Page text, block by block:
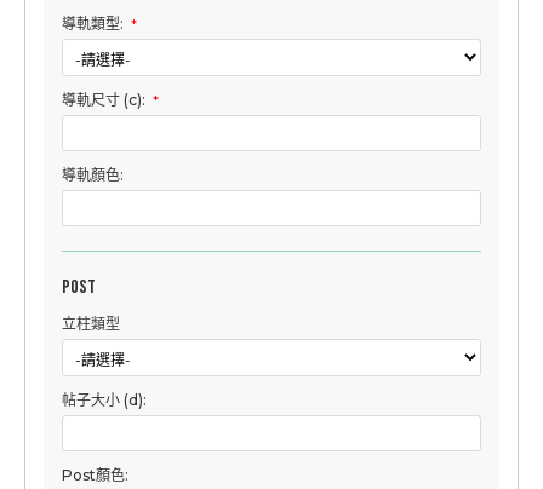
導軌類型: *
導軌尺寸 (c): *
導軌顏色:
Post
立柱類型
帖子大小 (d):
Post顏色: